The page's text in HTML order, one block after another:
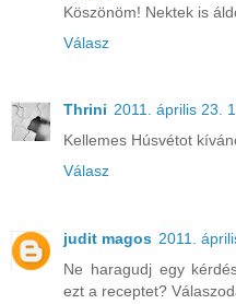
Köszönöm! Nektek is
Válasz
Thrini 2011. április 23.
Kellemes Húsvétot
Válasz
judit magos 2011.
Ne haragudj egy
ezt a receptet?